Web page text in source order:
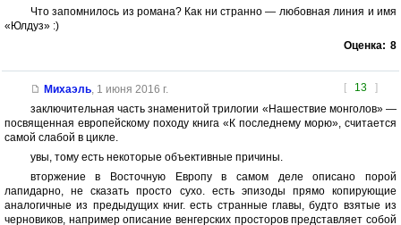
Что запомнилось из романа? Как ни странно — любовная линия и имя
«Юлдуз» :)
Оценка: 8
[ 13 ]
Михаэль, 1 июня 2016 г.
заключительная часть знаменитой трилогии «Нашествие монголов» —
посвященная европейскому походу книга «К последнему морю», считается
самой слабой в цикле.
увы, тому есть некоторые объективные причины.
вторжение в Восточную Европу в самом деле описано порой
лапидарно, не сказать просто сухо. есть эпизоды прямо копирующие
аналогичные из предыдущих книг. есть странные главы, будто взятые из
черновиков, например описание венгерских просторов представляет собой